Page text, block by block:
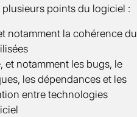
plusieurs points du logiciel :
notamment la cohérence du
et notamment les bugs, le
les dépendances et les
entre technologies